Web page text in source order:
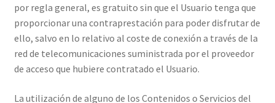
por regla general, es gratuito sin que el Usuario tenga que
proporcionar una contraprestación para poder disfrutar de
ello, salvo en lo relativo al coste de conexión a través de la
red de telecomunicaciones suministrada por el proveedor
de acceso que hubiere contratado el Usuario.
La utilización de alguno de los Contenidos o Servicios del